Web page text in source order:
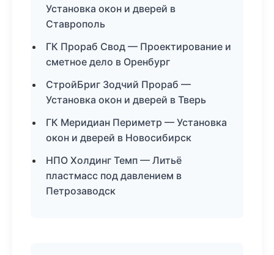
Установка окон и дверей в
Ставрополь
ГК Прораб Свод — Проектирование и
сметное дело в Оренбург
СтройБриг Зодчий Прораб —
Установка окон и дверей в Тверь
ГК Меридиан Периметр — Установка
окон и дверей в Новосибирск
НПО Холдинг Темп — Литьё
пластмасс под давлением в
Петрозаводск